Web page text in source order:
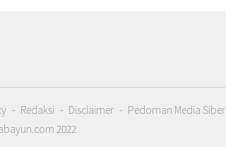
Redaksi Disclaimer
Pedoman Media Siber
2022